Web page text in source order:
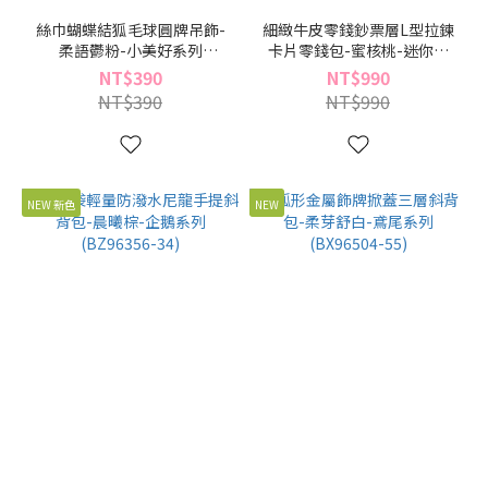
絲巾蝴蝶結狐毛球圓牌吊飾-
柔語鬱粉-小美好系列
(BC96494-09)
NT$390
NT$390
細緻牛皮零錢鈔票層L型拉鍊
卡片零錢包-蜜核桃-迷你系
列(BB96488-70)
NT$990
NT$990
NEW 新色 NEW